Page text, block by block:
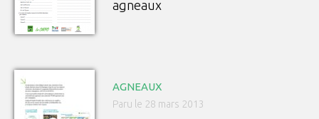
agneaux
AGNEAUX
Paru le 28 mars 2013